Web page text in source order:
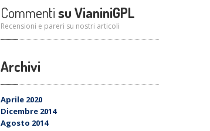
Commentisu VianiniGPL
Recensioni e pareri su nostri articoli
Archivi
Aprile 2020
Dicembre 2014
Agosto 2014